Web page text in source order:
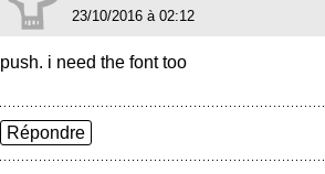
23/10/2016 à 02:12
push. i need the font too
Répondre